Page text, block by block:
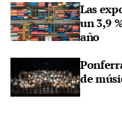
Las
un 3,9
año
de